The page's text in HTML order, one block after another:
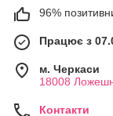
96%
Працює з
м. Черкаси
18008
Контакти